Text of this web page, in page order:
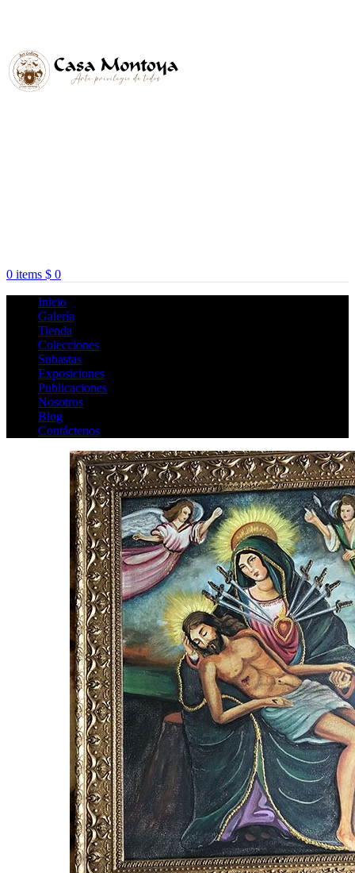
0 items $ 0
Inicio
Galería
Tienda
Colecciones
Subastas
Exposiciones
Publicaciones
Nosotros
Blog
Contáctenos